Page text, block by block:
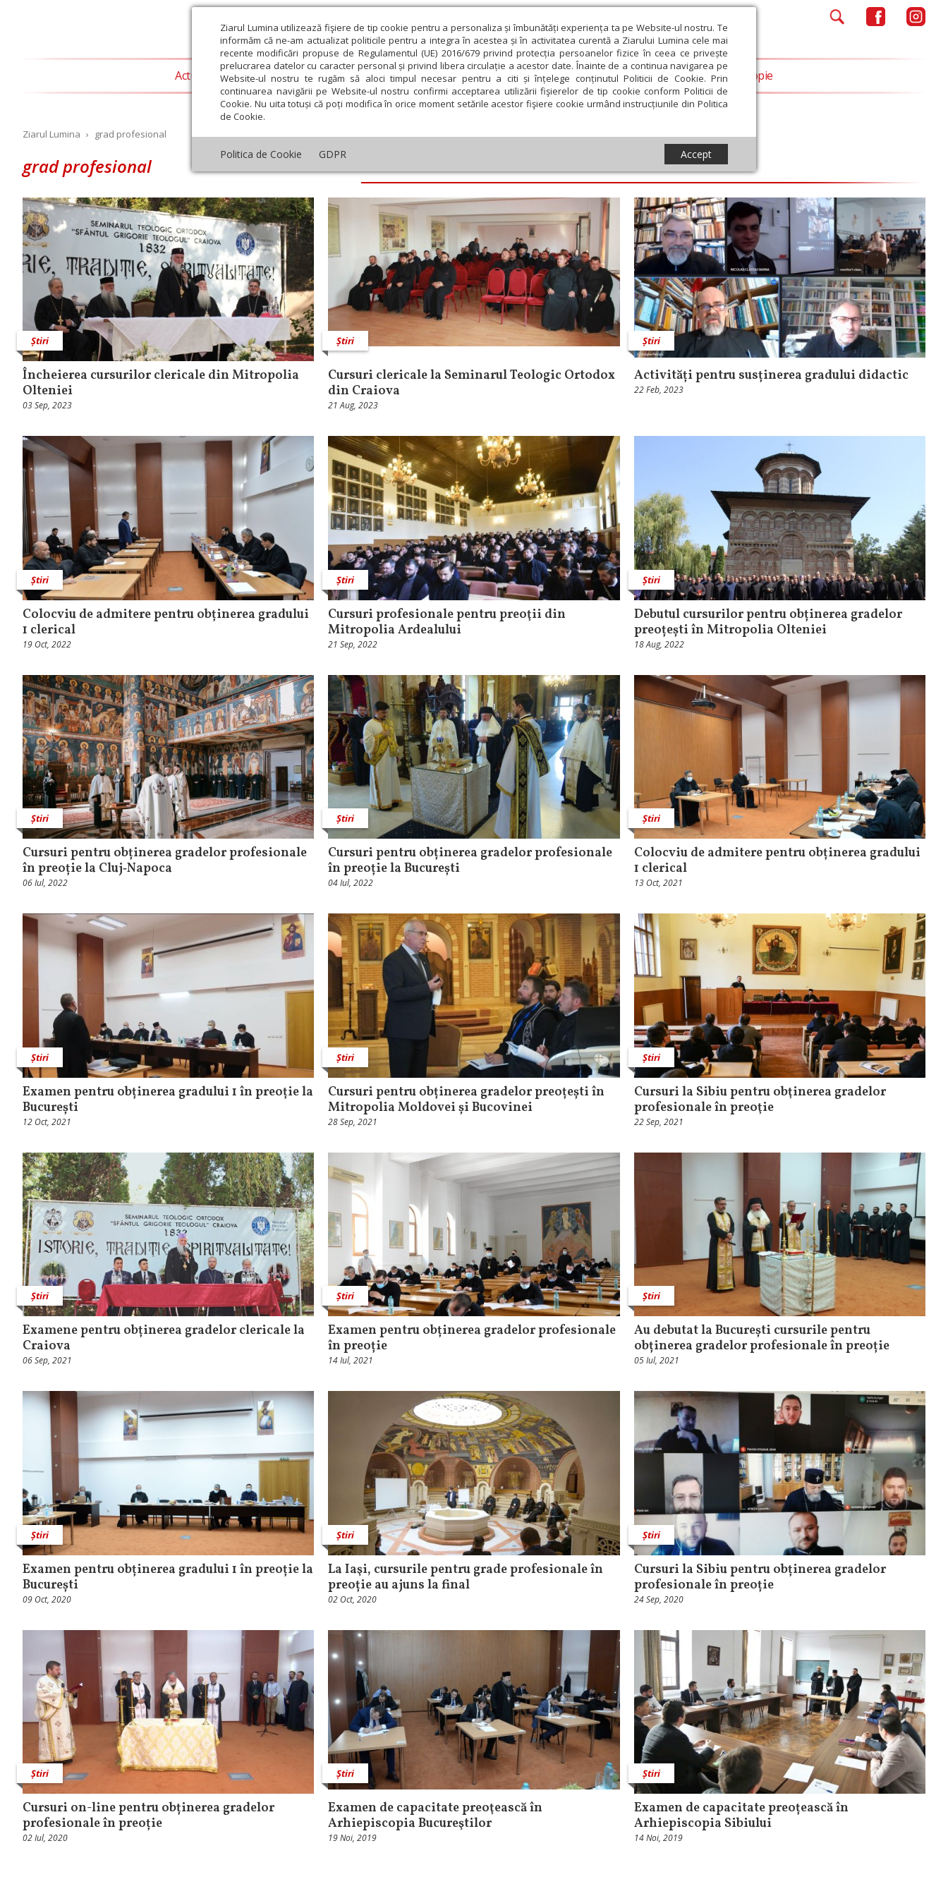
Ziarul Lumina utilizează fişiere de tip cookie pentru a personaliza și îmbunătăți experiența ta pe Website-ul nostru. Te
informăm că ne-am actualizat politicile pentru a integra în acestea și în activitatea curentă a Ziarului Lumina cele mai
recente modificări propuse de Regulamentul (UE) 2016/679 privind protecția persoanelor fizice în ceea ce privește
prelucrarea datelor cu caracter personal și privind libera circulație a acestor date. Înainte de a continua navigarea pe
Website-ul nostru te rugăm să aloci timpul necesar pentru a citi și înțelege conținutul Politicii de Cookie. Prin
continuarea navigării pe Website-ul nostru confirmi acceptarea utilizării fişierelor de tip cookie conform Politicii de
Cookie. Nu uita totuși că poți modifica în orice moment setările acestor fişiere cookie urmând instrucțiunile din Politica
de Cookie.
Politica de Cookie GDPR Accept
Actualitate religioasă Teologie și spiritualitate Educaţie și Cultură Societate Opinii Filantropie
Ziarul Lumina › grad profesional
grad profesional
Știri
Încheierea cursurilor clericale din Mitropolia
Olteniei
03 Sep, 2023
Știri
Cursuri clericale la Seminarul Teologic Ortodox
din Craiova
21 Aug, 2023
Știri
Activități pentru susținerea gradului didactic
22 Feb, 2023
Știri
Colocviu de admitere pentru obținerea gradului
1 clerical
19 Oct, 2022
Știri
Cursuri profesionale pentru preoţii din
Mitropolia Ardealului
21 Sep, 2022
Știri
Debutul cursurilor pentru obținerea gradelor
preoțești în Mitropolia Olteniei
18 Aug, 2022
Știri
Cursuri pentru obținerea gradelor profesionale
în preoție la Cluj‑Napoca
06 Iul, 2022
Știri
Cursuri pentru obținerea gradelor profesionale
în preoție la București
04 Iul, 2022
Știri
Colocviu de admitere pentru obținerea gradului
1 clerical
13 Oct, 2021
Știri
Examen pentru obținerea gradului 1 în preoție la
București
12 Oct, 2021
Știri
Cursuri pentru obținerea gradelor preoțești în
Mitropolia Moldovei și Bucovinei
28 Sep, 2021
Știri
Cursuri la Sibiu pentru obţinerea gradelor
profesionale în preoţie
22 Sep, 2021
Știri
Examene pentru obținerea gradelor clericale la
Craiova
06 Sep, 2021
Știri
Examen pentru obținerea gradelor profesionale
în preoție
14 Iul, 2021
Știri
Au debutat la București cursurile pentru
obținerea gradelor profesionale în preoție
05 Iul, 2021
Știri
Examen pentru obținerea gradului 1 în preoție la
București
09 Oct, 2020
Știri
La Iaşi, cursurile pentru grade profesionale în
preoție au ajuns la final
02 Oct, 2020
Știri
Cursuri la Sibiu pentru obținerea gradelor
profesionale în preoție
24 Sep, 2020
Știri
Cursuri on-line pentru obținerea gradelor
profesionale în preoție
02 Iul, 2020
Știri
Examen de capacitate preoţească în
Arhiepiscopia Bucureştilor
19 Noi, 2019
Știri
Examen de capacitate preoțească în
Arhiepiscopia Sibiului
14 Noi, 2019